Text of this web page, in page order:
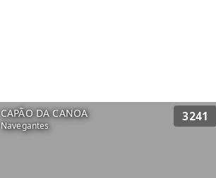
CAPÃO DA CANOA
Navegantes
3241